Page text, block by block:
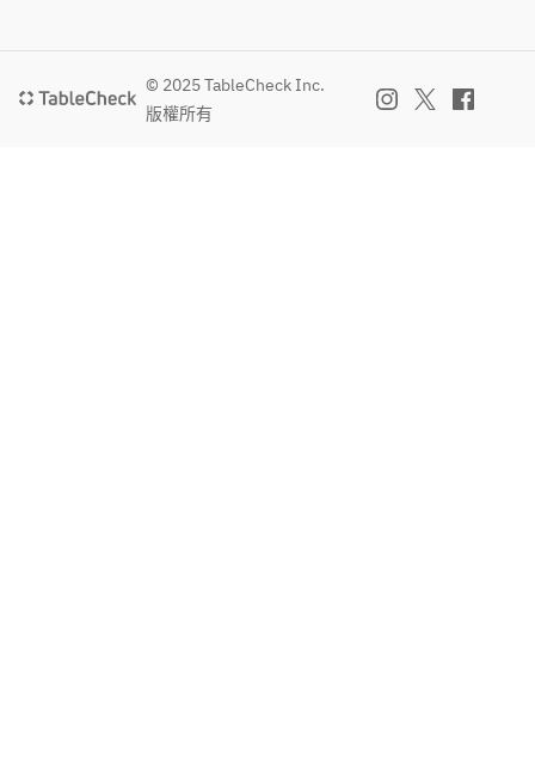
© 2025 TableCheck Inc.
版權所有